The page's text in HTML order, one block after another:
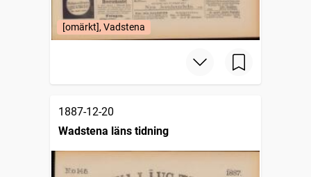
[omärkt], Vadstena
1887-12-20
Wadstena läns tidning